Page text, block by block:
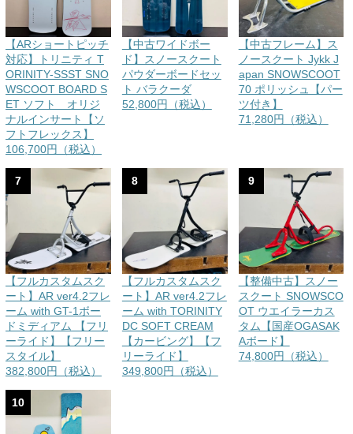
【ARショートピッチ
対応】トリニティ T
ORINITY-SSST SNO
WSCOOT BOARD S
ET ソフト オリジ
ナルインサート【ソ
フトフレックス】
106,700円（税込）
【中古ワイドボー
ド】スノースクート
パウダーボードセッ
ト バラクーダ
52,800円（税込）
【中古フレーム】ス
ノースクート Jykk J
apan SNOWSCOOT
70 ポリッシュ【パー
ツ付き】
71,280円（税込）
7
【フルカスタムスク
ート】AR ver4.2フレ
ーム with GT-1ボー
ドミディアム 【フリ
ーライド】【フリー
スタイル】
382,800円（税込）
8
【フルカスタムスク
ート】AR ver4.2フレ
ーム with TORINITY
DC SOFT CREAM
【カービング】【フ
リーライド】
349,800円（税込）
9
【整備中古】スノー
スクート SNOWSCO
OT ウエイラーカス
タム【国産OGASAK
Aボード】
74,800円（税込）
10